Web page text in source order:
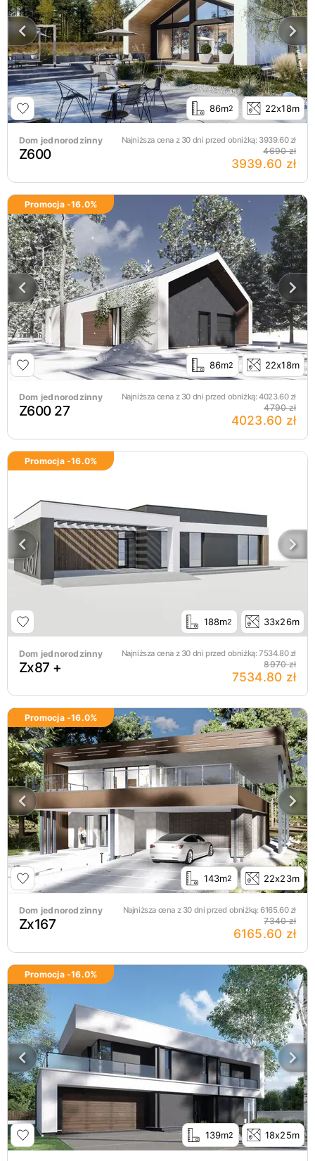
86m2 22x18m
Dom jednorodzinny Najniższa cena z 30 dni przed obniżką: 3939.60zł
Z600 4690 zł
3939.60 zł
Promocja -16.0%
86m2 22x18m
Dom jednorodzinny Najniższa cena z 30 dni przed obniżką:4023.60zł
Z600 27 4790 zł
4023.60 zł
Promocja -16.0%
188m2 33x26m
Dom jednorodzinny Najniższa cena z 30 dni przed obniżką:7534.80zł
Zx87 + 8970 zł
7534.80 zł
Promocja -16.0%
143m2 22x23m
Dom jednorodzinny Najniższa cena z 30 dni przed obniżką:6165.60zł
Zx167 7340 zł
6165.60 zł
Promocja -16.0%
139m2 18x25m